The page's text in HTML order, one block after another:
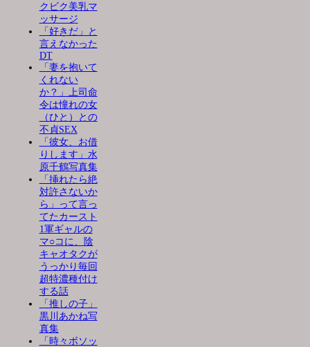
クビク美乳マ
ッサージ
「好きだ」と
言えなかった
DT
「妻を抱いて
くれない
か？」上司命
令は憧れの女
（ひと）との
不貞SEX
「彼女、お借
りします」水
原千鶴写真集
「挿れたら絶
対許さないか
ら」って言っ
てたカースト
1軍ギャルの
マ○コに、陰
キャオタクが
うっかり毎回
超特濃種付け
する話
「推しの子」
黒川あかね写
真集
「時々ボソッ